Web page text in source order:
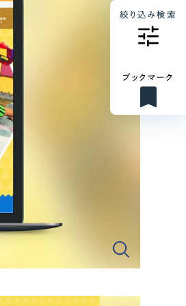
絞り込み検索
ブックマーク